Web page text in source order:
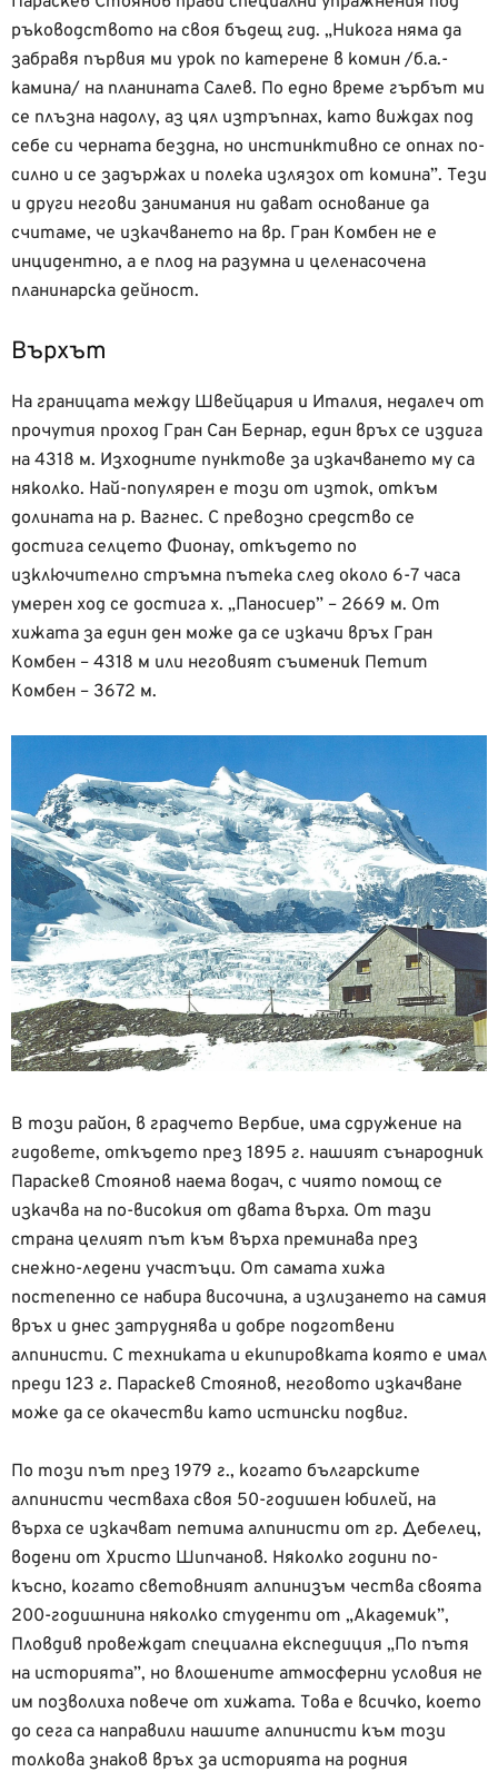
ръководството на своя бъдещ гид. „Никога няма да
забравя първия ми урок по катерене в комин /б.а.-
камина/ на планината Салев. По едно време гърбът ми
се плъзна надолу, аз цял изтръпнах, като виждах под
себе си черната бездна, но инстинктивно се опнах по-
силно и се задържах и полека излязох от комина”. Тези
и други негови занимания ни дават основание да
считаме, че изкачването на вр. Гран Комбен не е
инцидентно, а е плод на разумна и целенасочена
планинарска дейност.
Върхът
На границата между Швейцария и Италия, недалеч от
прочутия проход Гран Сан Бернар, един връх се издига
на 4318 м. Изходните пунктове за изкачването му са
няколко. Най-популярен е този от изток, откъм
долината на р. Вагнес. С превозно средство се
достига селцето Фионау, откъдето по
изключително стръмна пътека след около 6-7 часа
умерен ход се достига х. „Паносиер” – 2669 м. От
хижата за един ден може да се изкачи връх Гран
Комбен – 4318 м или неговият съименик Петит
Комбен – 3672 м.
В този район, в градчето Вербие, има сдружение на
гидовете, откъдето през 1895 г. нашият сънародник
Параскев Стоянов наема водач, с чиято помощ се
изкачва на по-високия от двата върха. От тази
страна целият път към върха преминава през
снежно-ледени участъци. От самата хижа
постепенно се набира височина, а излизането на самия
връх и днес затруднява и добре подготвени
алпинисти. С техниката и екипировката която е имал
преди 123 г. Параскев Стоянов, неговото изкачване
може да се окачестви като истински подвиг.
По този път през 1979 г., когато българските
алпинисти честваха своя 50-годишен юбилей, на
върха се изкачват петима алпинисти от гр. Дебелец,
водени от Христо Шипчанов. Няколко години по-
късно, когато световният алпинизъм чества своята
200-годишнина няколко студенти от „Академик”,
Пловдив провеждат специална експедиция „По пътя
на историята”, но влошените атмосферни условия не
им позволиха повече от хижата. Това е всичко, което
до сега са направили нашите алпинисти към този
толкова знаков връх за историята на родния